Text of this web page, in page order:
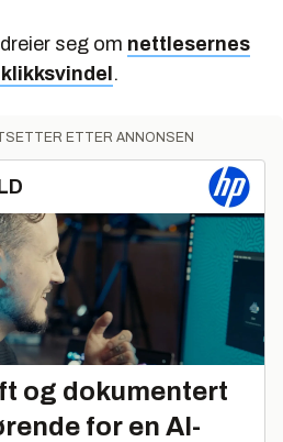
seg om nettlesernes
.
ETTER ANNONSEN
og dokumentert
for en AI-